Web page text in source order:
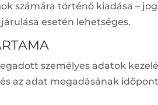
számára történő kiadása –
esetén lehetséges.
személyes adatok
az adat megadásának